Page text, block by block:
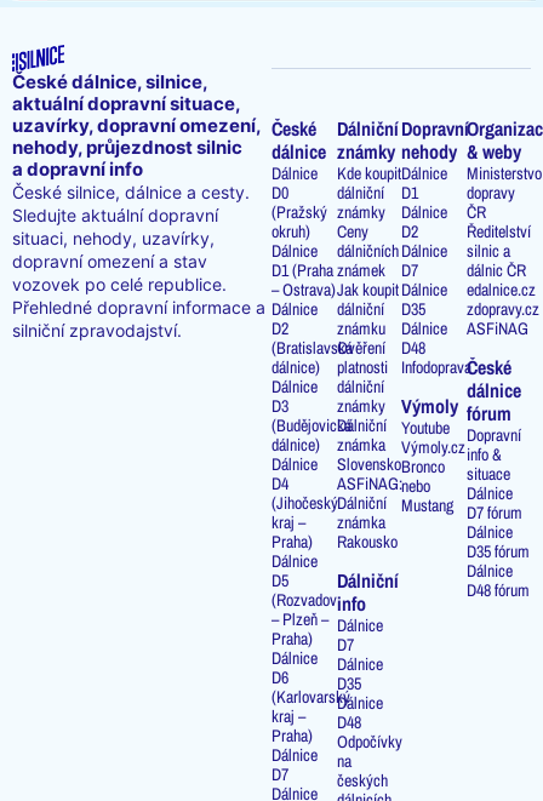
České dálnice, silnice,
aktuální dopravní situace,
uzavírky, dopravní omezení,
nehody, průjezdnost silnic
a dopravní info
České silnice, dálnice a cesty.
Sledujte aktuální dopravní
situaci, nehody, uzavírky,
dopravní omezení a stav
vozovek po celé republice.
Přehledné dopravní informace a
silniční zpravodajství.
České
dálnice
Dálnice
D0
(Pražský
okruh)
Dálnice
D1 (Praha
– Ostrava)
Dálnice
D2
(Bratislavská
dálnice)
Dálnice
D3
(Budějovická
dálnice)
Dálnice
D4
(Jihočeský
kraj –
Praha)
Dálnice
D5
(Rozvadov
– Plzeň –
Praha)
Dálnice
D6
(Karlovarský
kraj –
Praha)
Dálnice
D7
Dálnice
Dálniční
známky
Kde koupit
dálniční
známky
Ceny
dálničních
známek
Jak koupit
dálniční
známku
Ověření
platnosti
dálniční
známky
Dálniční
známka
Slovensko
ASFiNAG:
Dálniční
známka
Rakousko
Dálniční
info
Dálnice
D7
Dálnice
D35
Dálnice
D48
Odpočívky
na
českých
Dopravní
nehody
Dálnice
D1
Dálnice
D2
Dálnice
D7
Dálnice
D35
Dálnice
D48
Infodoprava
Výmoly
Youtube
Výmoly.cz
Bronco
nebo
Mustang
& weby
Ministerstvo
dopravy
ČR
Ředitelství
silnic a
dálnic ČR
edalnice.cz
zdopravy.cz
ASFiNAG
České
dálnice
fórum
Dopravní
info &
situace
Dálnice
D7 fórum
Dálnice
D35 fórum
Dálnice
D48 fórum